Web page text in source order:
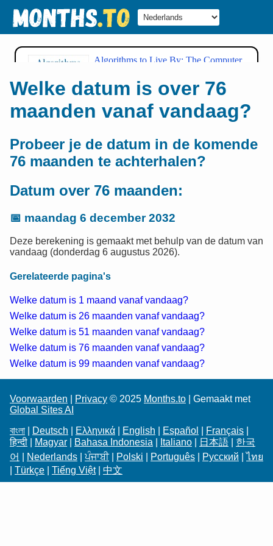
Welke datum is over 76
maanden vanaf vandaag?
Probeer je de datum in de komende
76 maanden te achterhalen?
Datum over 76 maanden:
📅 maandag 6 december 2032
Deze berekening is gemaakt met behulp van de datum van
vandaag (donderdag 6 augustus 2026).
Gerelateerde pagina's
Welke datum is 1 maand vanaf vandaag?
Welke datum is 26 maanden vanaf vandaag?
Welke datum is 51 maanden vanaf vandaag?
Welke datum is 76 maanden vanaf vandaag?
Welke datum is 99 maanden vanaf vandaag?
Voorwaarden Privacy © 2025 Months.to | Gemaakt met
Global Sites AI
বাংলা
Deutsch Ελληνικά English Español Français
हिन्दी
Magyar Bahasa Indonesia Italiano 日本語
한국
어
Nederlands |ਪੰਜਾਬੀ| Polski Português Русский |ไทย
Türkçe Tiếng Việt| 中文